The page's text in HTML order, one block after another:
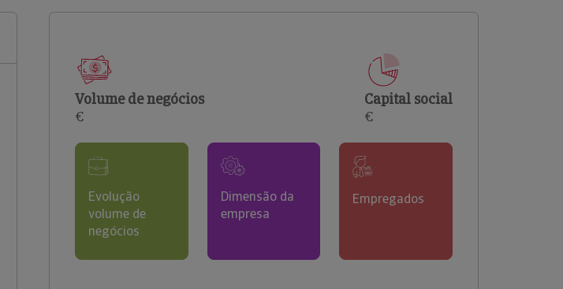
comerciais e analisar o risco de incumprimento dos
Volume de negócios
€
Capital social
€
Evolução
volume de
negócios
Dimensão da
empresa
Empregados